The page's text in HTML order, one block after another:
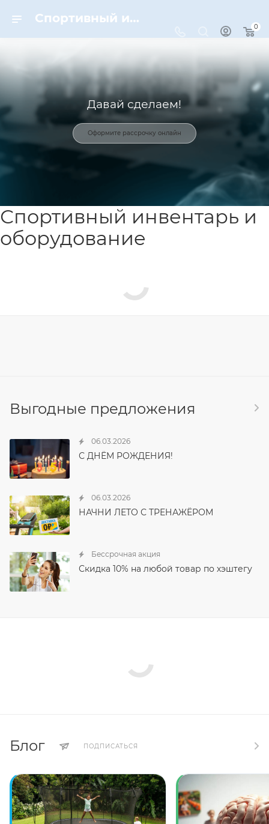
Спортивный инвентарь и оборудование для спорта в Москве | Dynamic-Sport
0
Давай сделаем!
Оформите рассрочку онлайн
Спортивный инвентарь и
оборудование
Выгодные предложения
06.03.2026
С ДНЁМ РОЖДЕНИЯ!
06.03.2026
НАЧНИ ЛЕТО С ТРЕНАЖЁРОМ
Бессрочная акция
Скидка 10% на любой товар по хэштегу
Блог ПОДПИСАТЬСЯ